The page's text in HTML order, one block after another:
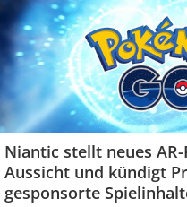
Niantic stellt neues
Aussicht und kündigt
gesponsorte